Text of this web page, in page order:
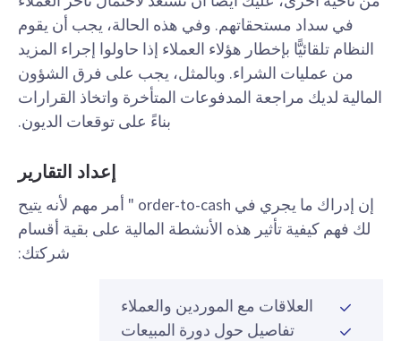
في سداد مستحقاتهم. وفي هذه الحالة، يجب أن يقوم
النظام تلقائيًّا بإخطار هؤلاء العملاء إذا حاولوا إجراء المزيد
من عمليات الشراء. وبالمثل، يجب على فرق الشؤون
المالية لديك مراجعة المدفوعات المتأخرة واتخاذ القرارات
بناءً على توقعات الديون.
إعداد التقارير
إن إدراك ما يجري في order-to-cash " أمر مهم لأنه يتيح
لك فهم كيفية تأثير هذه الأنشطة المالية على بقية أقسام
شركتك:
العلاقات مع الموردين والعملاء
تفاصيل حول دورة المبيعات